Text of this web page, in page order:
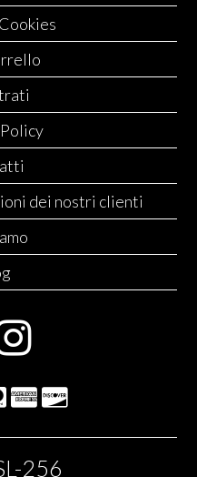
dei nostri clienti
256